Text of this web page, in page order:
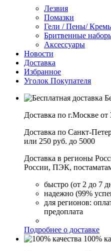
Лезвия
Помазки
Гели / Пены/
Бритвенные
Аксессуары
Новости
Доставка
Избранное
Уголок Покупателя
Доставка по г.Москве от
Доставка по Санкт-
или 250 руб. до 5000
Доставка в регионы
России, ПЭК,
быстро (от 2 до 7
надежно (99%
для регионов:
предоплата
Подробнее о доставке
100%